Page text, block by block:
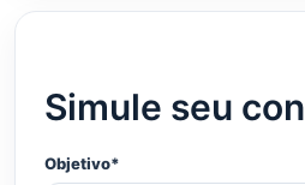
Simule seu
Objetivo*